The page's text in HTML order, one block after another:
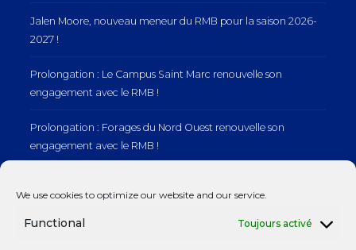
We use cookies to optimize our website and our service.
Functional Toujours activé
Jalen Moore, nouveau meneur du RMB pour la saison 2026-
2027 !
Prolongation : Le Campus Saint Marc renouvelle son
engagement avec le RMB !
Prolongation : Forages du Nord Ouest renouvelle son
engagement avec le RMB !
engagement avec le RMB !